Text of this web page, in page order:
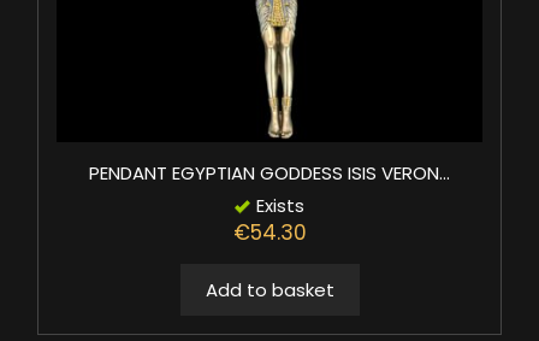
PENDANT EGYPTIAN GODDESS ISIS VERON...
Exists
€54.30
Add to basket